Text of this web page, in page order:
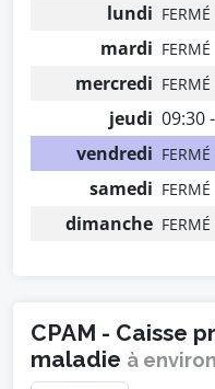
lundi FERMÉ
mardi FERMÉ
mercredi FERMÉ
jeudi 09:30
vendredi FERMÉ
samedi FERMÉ
dimanche FERMÉ
CPAM - Caisse
maladie à